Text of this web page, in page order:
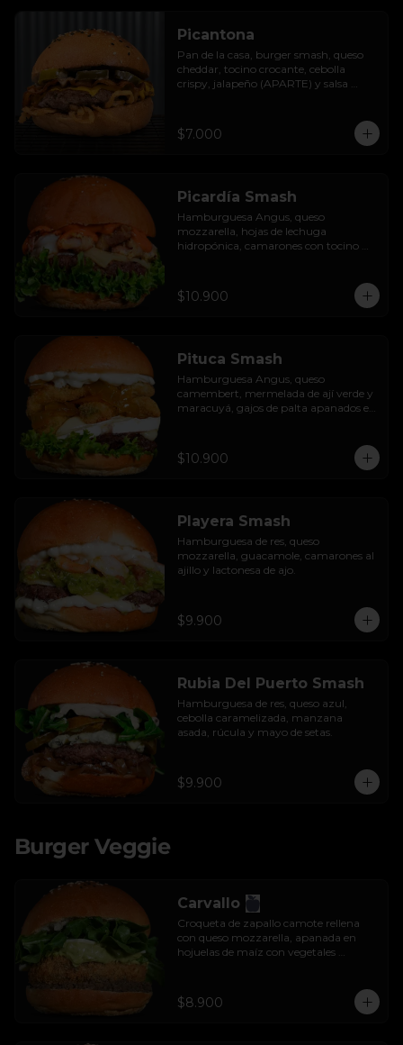
Picantona
Pan de la casa, burger smash, queso
cheddar, tocino crocante, cebolla
crispy, jalapeño (APARTE) y salsa
$7.000
Picardía Smash
Hamburguesa Angus, queso
mozzarella, hojas de lechuga
hidropónica, camarones con tocino
$10.900
Pituca Smash
Hamburguesa Angus, queso
camembert, mermelada de ají verde y
maracuyá, gajos de palta apanados en
$10.900
Playera Smash
Hamburguesa de res, queso
mozzarella, guacamole, camarones al
ajillo y lactonesa de ajo.
$9.900
Rubia Del Puerto Smash
Hamburguesa de res, queso azul,
cebolla caramelizada, manzana
asada, rúcula y mayo de setas.
$9.900
Burger Veggie
Carvallo
Croqueta de zapallo camote rellena
con queso mozzarella, apanada en
hojuelas de maíz con vegetales
$8.900